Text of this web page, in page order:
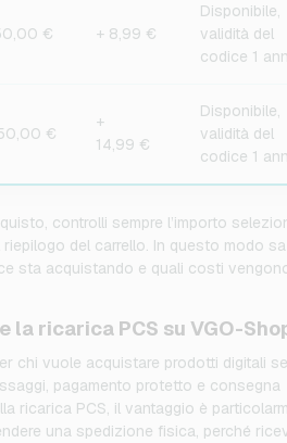
€ + 8,99 €
Disponibile,
validità del
codice 1
€
+
14,99 €
Disponibile,
validità del
codice 1
controlli sempre l’importo
del carrello. In questo modo sa
sta acquistando e quali costi
la ricarica PCS su VGO-
chi vuole acquistare prodotti digitali
pagamento protetto e consegna
ricarica PCS, il vantaggio è
una spedizione fisica, perché